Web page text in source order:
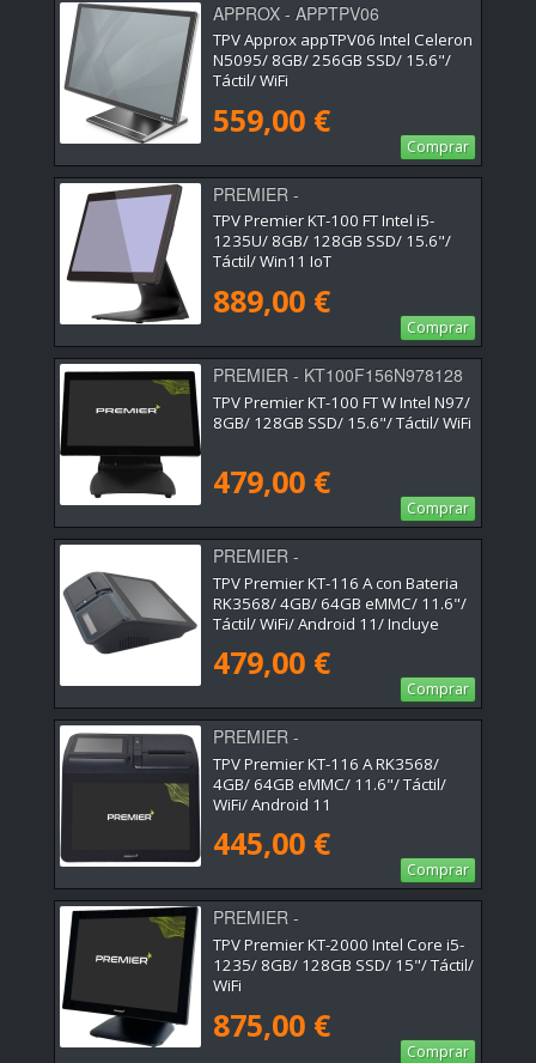
APPROX - APPTPV06
TPV Approx appTPV06 Intel Celeron
N5095/ 8GB/ 256GB SSD/ 15.6"/
Táctil/ WiFi
559,00 €
Comprar
PREMIER -
KT100F156I51235U8128W11
TPV Premier KT-100 FT Intel i5-
1235U/ 8GB/ 128GB SSD/ 15.6"/
Táctil/ Win11 IoT
889,00 €
Comprar
PREMIER - KT100F156N978128
TPV Premier KT-100 FT W Intel N97/
8GB/ 128GB SSD/ 15.6"/ Táctil/ WiFi
479,00 €
Comprar
PREMIER -
KT11611RK3568464P5B
TPV Premier KT-116 A con Bateria
RK3568/ 4GB/ 64GB eMMC/ 11.6"/
Táctil/ WiFi/ Android 11/ Incluye
479,00 €
Comprar
PREMIER -
KT116A11116RK356846480P5S
TPV Premier KT-116 A RK3568/
4GB/ 64GB eMMC/ 11.6"/ Táctil/
WiFi/ Android 11
445,00 €
Comprar
PREMIER -
KT200015I51235U8128
TPV Premier KT-2000 Intel Core i5-
1235/ 8GB/ 128GB SSD/ 15"/ Táctil/
WiFi
875,00 €
Comprar